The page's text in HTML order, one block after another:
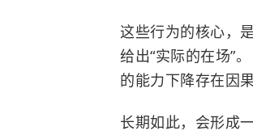
这些行为的核心，
给出“实际的在场”
的能力下降存在因
长期如此，会形成